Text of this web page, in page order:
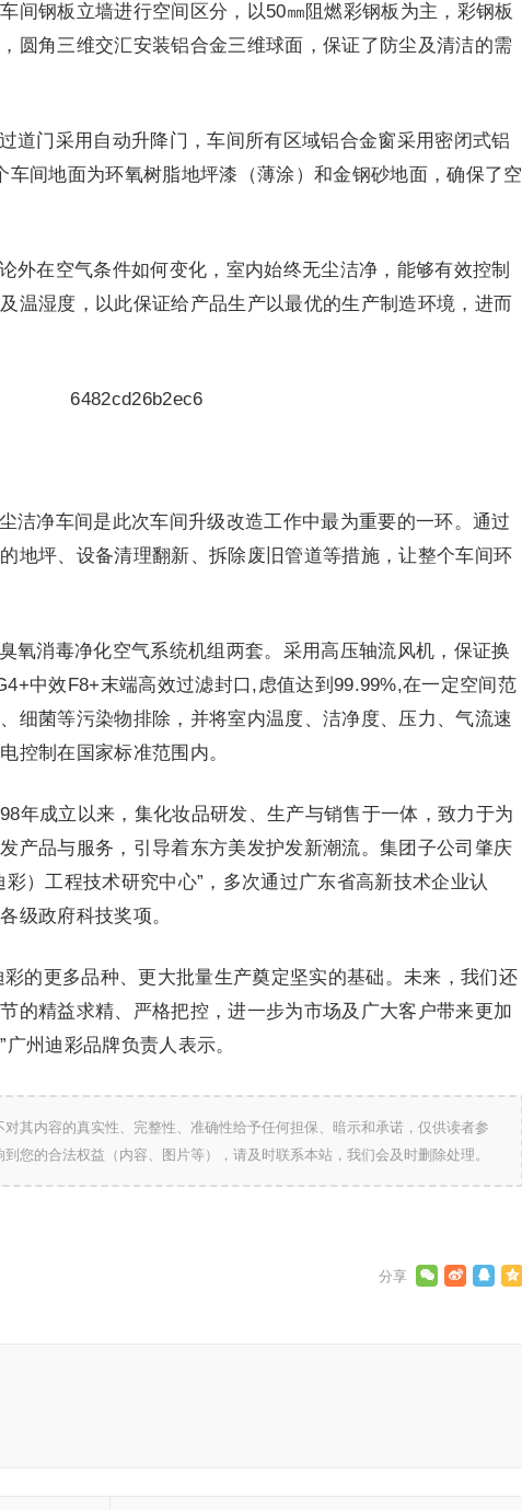
间钢板立墙进行空间区分，以50㎜阻燃彩钢板为主，彩钢板
圆角三维交汇安装铝合金三维球面，保证了防尘及清洁的需
道门采用自动升降门，车间所有区域铝合金窗采用密闭式铝
间地面为环氧树脂地坪漆（薄涂）和金钢砂地面，确保了空
外在空气条件如何变化，室内始终无尘洁净，能够有效控制
温湿度，以此保证给产品生产以最优的生产制造环境，进而
洁净车间是此次车间升级改造工作中最为重要的一环。通过
地坪、设备清理翻新、拆除废旧管道等措施，让整个车间环
氧消毒净化空气系统机组两套。采用高压轴流风机，保证换
中效F8+末端高效过滤封口,虑值达到99.99%,在一定空间范
细菌等污染物排除，并将室内温度、洁净度、压力、气流速
控制在国家标准范围内。
年成立以来，集化妆品研发、生产与销售于一体，致力于为
产品与服务，引导着东方美发护发新潮流。集团子公司肇庆
）工程技术研究中心”，多次通过广东省高新技术企业认
级政府科技奖项。
的更多品种、更大批量生产奠定坚实的基础。未来，我们还
的精益求精、严格把控，进一步为市场及广大客户带来更加
州迪彩品牌负责人表示。
其内容的真实性、完整性、准确性给予任何担保、暗示和承诺，仅供读者参
您的合法权益（内容、图片等），请及时联系本站，我们会及时删除处理。